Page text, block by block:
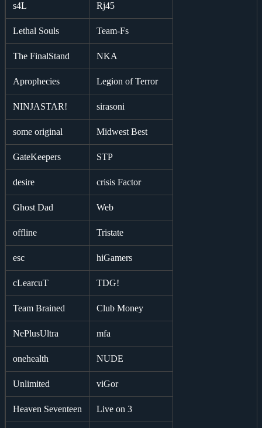
s4L Rj45
Lethal Souls Team-Fs
The FinalStand NKA
Aprophecies Legion of Terror
NINJASTAR! sirasoni
some original Midwest Best
GateKeepers STP
desire crisis Factor
Ghost Dad Web
offline Tristate
esc hiGamers
cLearcuT TDG!
Team Brained Club Money
NePlusUltra mfa
onehealth NUDE
Unlimited viGor
Heaven Seventeen Live on 3